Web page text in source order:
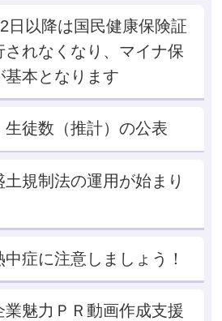
日以降は国民健康保険証
されなくなり、マイナ保
基本となります
生徒数（推計）の公表
規制法の運用が始まり
症に注意しましょう！
業魅力ＰＲ動画作成支援